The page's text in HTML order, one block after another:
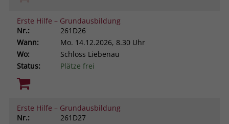
Erste Hilfe – Grundausbildung
Nr.:
261D26
Wann:
Mo. 14.12.2026, 8.30 Uhr
Wo:
Schloss Liebenau
Status:
Plätze frei
Erste Hilfe – Grundausbildung
Nr.:
261D27